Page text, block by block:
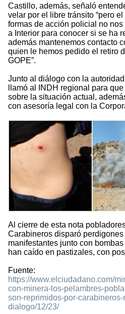
Castillo, además, señaló
velar por el libre tránsito “pero
formas de acción policial no
a Interior para conocer si se ha
además mantenemos contacto
quien le hemos pedido el retiro
GOPE”.
Junto al diálogo con la
llamó al INDH regional para
sobre la situación actual,
con asesoría legal con la
Al cierre de esta nota
Carabineros disparó
manifestantes junto con
han caído en pastizales, con
Fuente:
https://www.elciudadano.com/
con-minera-los-pelambres-
son-reprimidos-por-
dialogo/12/23/